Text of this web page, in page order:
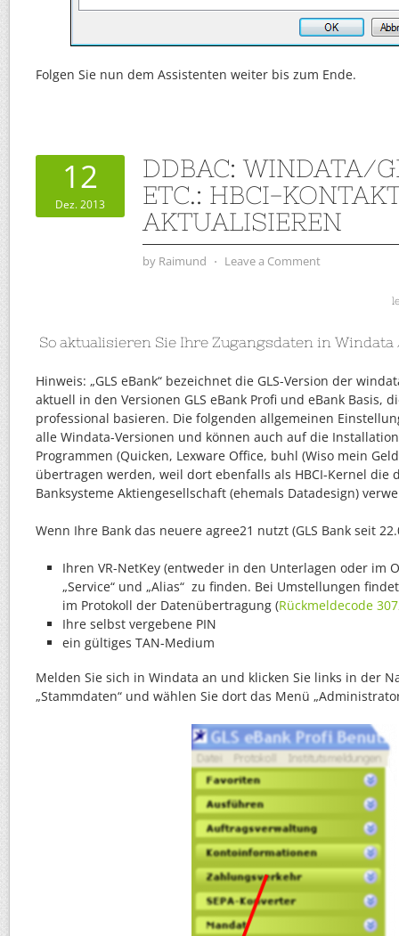
Folgen Sie nun dem Assistenten weiter bis zum Ende.
12
Dez. 2013
DDBAC: WINDATA/
ETC.: HBCI-
AKTUALISIEREN
by Raimund ⋅ Leave a Comment
So aktualisieren Sie Ihre Zugangsdaten in Windata
Hinweis: „GLS eBank“ bezeichnet die GLS-Version der
aktuell in den Versionen GLS eBank Profi und eBank Basis,
professional basieren. Die folgenden allgemeinen
alle Windata-Versionen und können auch auf die
Programmen (Quicken, Lexware Office, buhl (Wiso mein
übertragen werden, weil dort ebenfalls als HBCI-Kernel die
Banksysteme Aktiengesellschaft (ehemals Datadesign)
Wenn Ihre Bank das neuere agree21 nutzt (GLS Bank seit
Ihren VR-NetKey (entweder in den Unterlagen oder im
„Service“ und „Alias“ zu finden. Bei Umstellungen
im Protokoll der Datenübertragung (Rückmeldecode
Ihre selbst vergebene PIN
ein gültiges TAN-Medium
Melden Sie sich in Windata an und klicken Sie links in der
„Stammdaten“ und wählen Sie dort das Menü